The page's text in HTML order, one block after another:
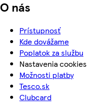
O nás
Prístupnosť
Kde dovážame
Poplatok za službu
Nastavenia cookies
Možnosti platby
Tesco.sk
Clubcard